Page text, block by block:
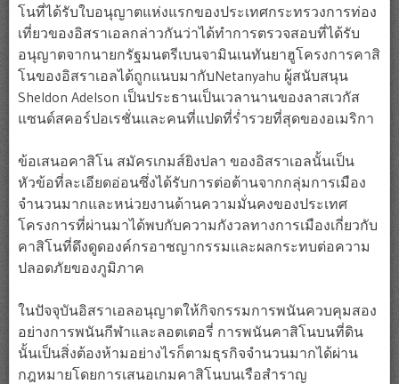
โนที่ได้รับใบอนุญาตแห่งแรกของประเทศกระทรวงการท่อง
เที่ยวของอิสราเอลกล่าวกันว่าได้ทำการตรวจสอบที่ได้รับ
อนุญาตจากนายกรัฐมนตรีเบนจามินเนทันยาฮูโครงการคาสิ
โนของอิสราเอลได้ถูกแนบมากับNetanyahu ผู้สนับสนุน
Sheldon Adelson เป็นประธานเป็นเวลานานของลาสเวกัส
แซนด์สคอร์ปอเรชั่นและคนที่แปดที่ร่ำรวยที่สุดของอเมริกา
ข้อเสนอคาสิโน สมัครเกมส์ยิงปลา ของอิสราเอลนั้นเป็น
หัวข้อที่ละเอียดอ่อนซึ่งได้รับการต่อต้านจากกลุ่มการเมือง
จำนวนมากและหน่วยงานด้านความมั่นคงของประเทศ
โครงการที่ผ่านมาได้พบกับความกังวลทางการเมืองเกี่ยวกับ
คาสิโนที่ดึงดูดองค์กรอาชญากรรมและผลกระทบต่อความ
ปลอดภัยของภูมิภาค
ในปัจจุบันอิสราเอลอนุญาตให้กิจกรรมการพนันควบคุมสอง
อย่างการพนันกีฬาและลอตเตอรี่ การพนันคาสิโนบนที่ดิน
นั้นเป็นสิ่งต้องห้ามอย่างไรก็ตามธุรกิจจำนวนมากได้ผ่าน
กฎหมายโดยการเสนอเกมคาสิโนบนเรือสำราญ